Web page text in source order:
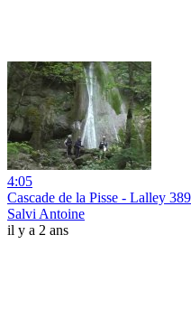
4:05
Cascade de la Pisse - Lalley
Salvi Antoine
il y a 2 ans